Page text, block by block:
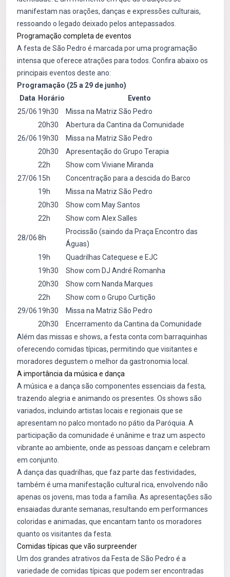
manifestam nas orações, danças e expressões culturais,
ressoando o legado deixado pelos antepassados.
Programação completa de eventos
A festa de São Pedro é marcada por uma programação
intensa que oferece atrações para todos. Confira abaixo os
principais eventos deste ano:
Programação (25 a 29 de junho)
Data Horário
Evento
25/06 19h30
Missa na Matriz São Pedro
20h30
Abertura da Cantina da Comunidade
26/06 19h30
Missa na Matriz São Pedro
20h30
Apresentação do Grupo Terapia
22h
Show com Viviane Miranda
27/06 15h
Concentração para a descida do Barco
19h
Missa na Matriz São Pedro
20h30
Show com May Santos
22h
Show com Alex Salles
28/068h
Procissão (saindo da Praça Encontro das
Águas)
19h
Quadrilhas Catequese e EJC
19h30
Show com DJ André Romanha
20h30
Show com Nanda Marques
22h
Show com o Grupo Curtição
29/06 19h30
Missa na Matriz São Pedro
20h30
Encerramento da Cantina da Comunidade
Além das missas e shows, a festa conta com barraquinhas
oferecendo comidas típicas, permitindo que visitantes e
moradores degustem o melhor da gastronomia local.
A importância da música e dança
A música e a dança são componentes essenciais da festa,
trazendo alegria e animando os presentes. Os shows são
variados, incluindo artistas locais e regionais que se
apresentam no palco montado no pátio da Paróquia. A
participação da comunidade é unânime e traz um aspecto
vibrante ao ambiente, onde as pessoas dançam e celebram
em conjunto.
A dança das quadrilhas, que faz parte das festividades,
também é uma manifestação cultural rica, envolvendo não
apenas os jovens, mas toda a família. As apresentações são
ensaiadas durante semanas, resultando em performances
coloridas e animadas, que encantam tanto os moradores
quanto os visitantes da festa.
Comidas típicas que vão surpreender
Um dos grandes atrativos da Festa de São Pedro é a
variedade de comidas típicas que podem ser encontradas